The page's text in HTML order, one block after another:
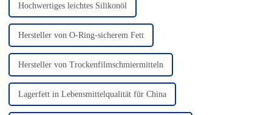
Hochwertiges leichtes Silikonöl
Hersteller von O-Ring-sicherem Fett
Hersteller von Trockenfilmschmiermitteln
Lagerfett in Lebensmittelqualität für China